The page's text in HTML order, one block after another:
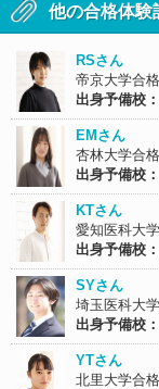
他の合格体験
RSさん
帝京大学合格
出身予備校：
EMさん
杏林大学合格
出身予備校：
KTさん
愛知医科大
出身予備校：
SYさん
埼玉医科大
出身予備校：
YTさん
北里大学合格